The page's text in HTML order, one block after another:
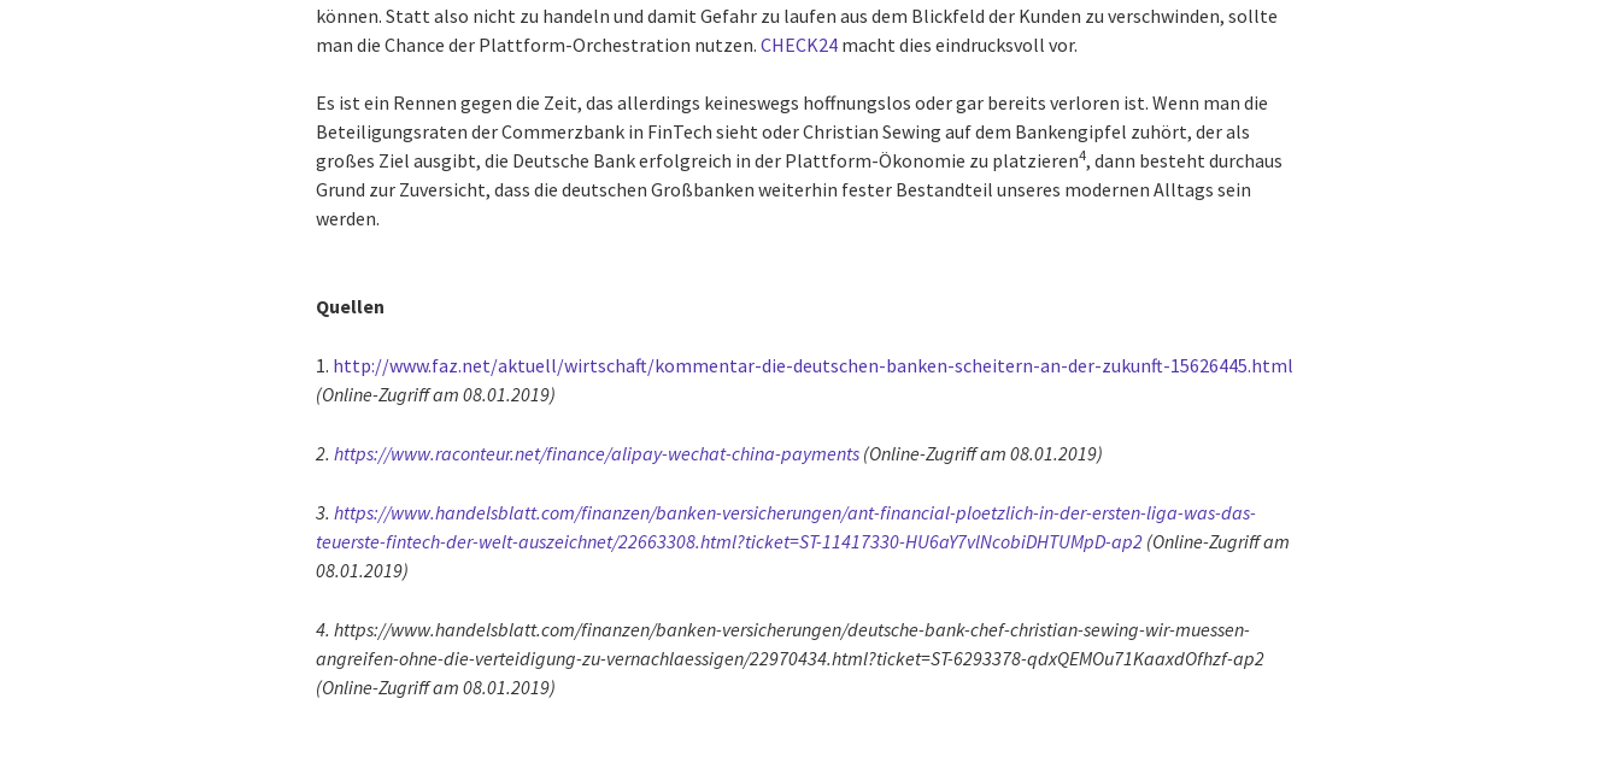
können. Statt also nicht zu handeln und damit Gefahr zu laufen aus dem Blickfeld der Kunden zu verschwinden, sollte
man die Chance der Plattform-Orchestration nutzen.CHECK24 macht dies eindrucksvoll vor.
Es ist ein Rennen gegen die Zeit, das allerdings keineswegs hoffnungslos oder gar bereits verloren ist. Wenn man die
Beteiligungsraten der Commerzbank in FinTech sieht oder Christian Sewing auf dem Bankengipfel zuhört, der als
großes Ziel ausgibt, die Deutsche Bank erfolgreich in der Plattform-Ökonomie zu platzieren4, dann besteht durchaus
Grund zur Zuversicht, dass die deutschen Großbanken weiterhin fester Bestandteil unseres modernen Alltags sein
werden.
Quellen
1. http://www.faz.net/aktuell/wirtschaft/kommentar-die-deutschen-banken-scheitern-an-der-zukunft-15626445.html
(Online-Zugriff am 08.01.2019)
2.https://www.raconteur.net/finance/alipay-wechat-china-payments (Online-Zugriff am 08.01.2019)
3.https://www.handelsblatt.com/finanzen/banken-versicherungen/ant-financial-ploetzlich-in-der-ersten-liga-was-das-
teuerste-fintech-der-welt-auszeichnet/22663308.html?ticket=ST-11417330-HU6aY7vlNcobiDHTUMpD-ap2 (Online-Zugriff am
08.01.2019)
4. https://www.handelsblatt.com/finanzen/banken-versicherungen/deutsche-bank-chef-christian-sewing-wir-muessen-
angreifen-ohne-die-verteidigung-zu-vernachlaessigen/22970434.html?ticket=ST-6293378-qdxQEMOu71KaaxdOfhzf-ap2
(Online-Zugriff am 08.01.2019)